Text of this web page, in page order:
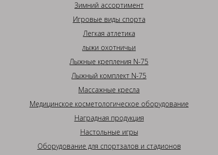
Зимний ассортимент
Игровые виды спорта
Легкая атлетика
лыжи охотничьи
Лыжные крепления N-75
Лыжный комплект N-75
Массажные кресла
Медицинское косметологическое оборудование
Наградная продукция
Настольные игры
Оборудование для спортзалов и стадионов